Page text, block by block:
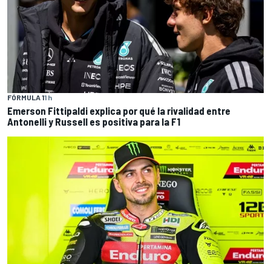
FÓRMULA 11 h
Emerson Fittipaldi explica por qué la rivalidad entre
Antonelli y Russell es positiva para la F1